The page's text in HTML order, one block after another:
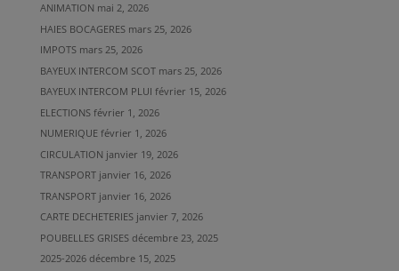
ANIMATION mai 2, 2026
HAIES BOCAGERES mars 25, 2026
IMPOTS mars 25, 2026
BAYEUX INTERCOM SCOT mars 25, 2026
BAYEUX INTERCOM PLUI février 15, 2026
ELECTIONS février 1, 2026
NUMERIQUE février 1, 2026
CIRCULATION janvier 19, 2026
TRANSPORT janvier 16, 2026
TRANSPORT janvier 16, 2026
CARTE DECHETERIES janvier 7, 2026
POUBELLES GRISES décembre 23, 2025
2025-2026 décembre 15, 2025